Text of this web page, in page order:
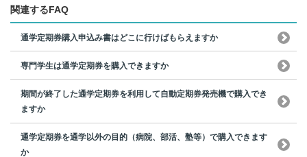
関連するFAQ
通学定期券購入申込み書はどこに行けばもらえますか
専門学生は通学定期券を購入できますか
期間が終了した通学定期券を利用して自動定期券発売機で購入でき
ますか
通学定期券を通学以外の目的（病院、部活、塾等）で購入できます
か